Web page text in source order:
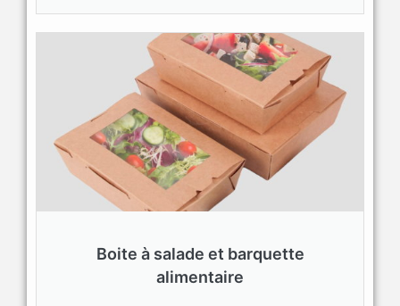
Boite à salade et barquette
alimentaire